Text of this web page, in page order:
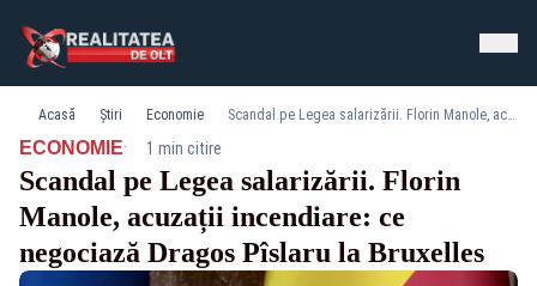
Acasă Știri Economie Scandal pe Legea salarizării. Florin Manole, acuzații incendiare: ce negociază Dragos Pîslaru la Bruxelles
ECONOMIE· 1 min citire
Scandal pe Legea salarizării. Florin
Manole, acuzații incendiare: ce
negociază Dragos Pîslaru la Bruxelles